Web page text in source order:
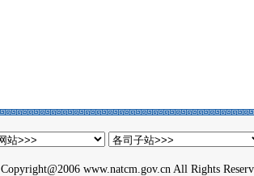
Copyright@2006 www.natcm.gov.cn All Rights